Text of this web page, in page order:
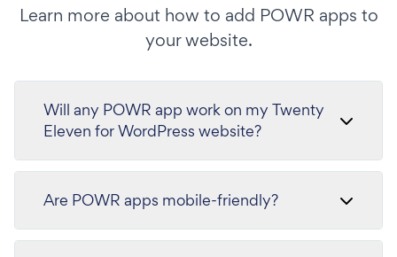
Learn more about how to add POWR apps to
your website.
Will any POWR app work on my Twenty
Eleven for WordPress website?
Are POWR apps mobile-friendly?